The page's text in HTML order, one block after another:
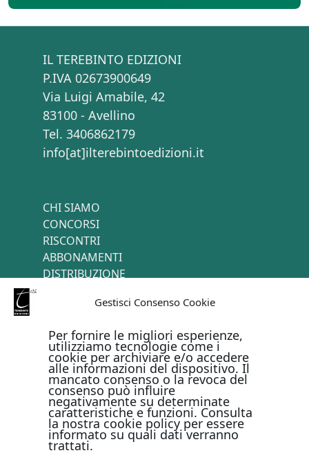
Gestisci Consenso Cookie
Per fornire le migliori esperienze,
utilizziamo tecnologie come i
cookie per archiviare e/o accedere
alle informazioni del dispositivo. Il
mancato consenso o la revoca del
consenso può influire
negativamente su determinate
caratteristiche e funzioni. Consulta
la nostra cookie policy per essere
informato su quali dati verranno
trattati.
IL TEREBINTO EDIZIONI
P.IVA 02673900649
Via Luigi Amabile, 42
83100 - Avellino
Tel. 3406862179
info[at]ilterebintoedizioni.it
CHI SIAMO
CONCORSI
RISCONTRI
ABBONAMENTI
DISTRIBUZIONE
PAGAMENTI ONLINE CON
Metodi di pagamento